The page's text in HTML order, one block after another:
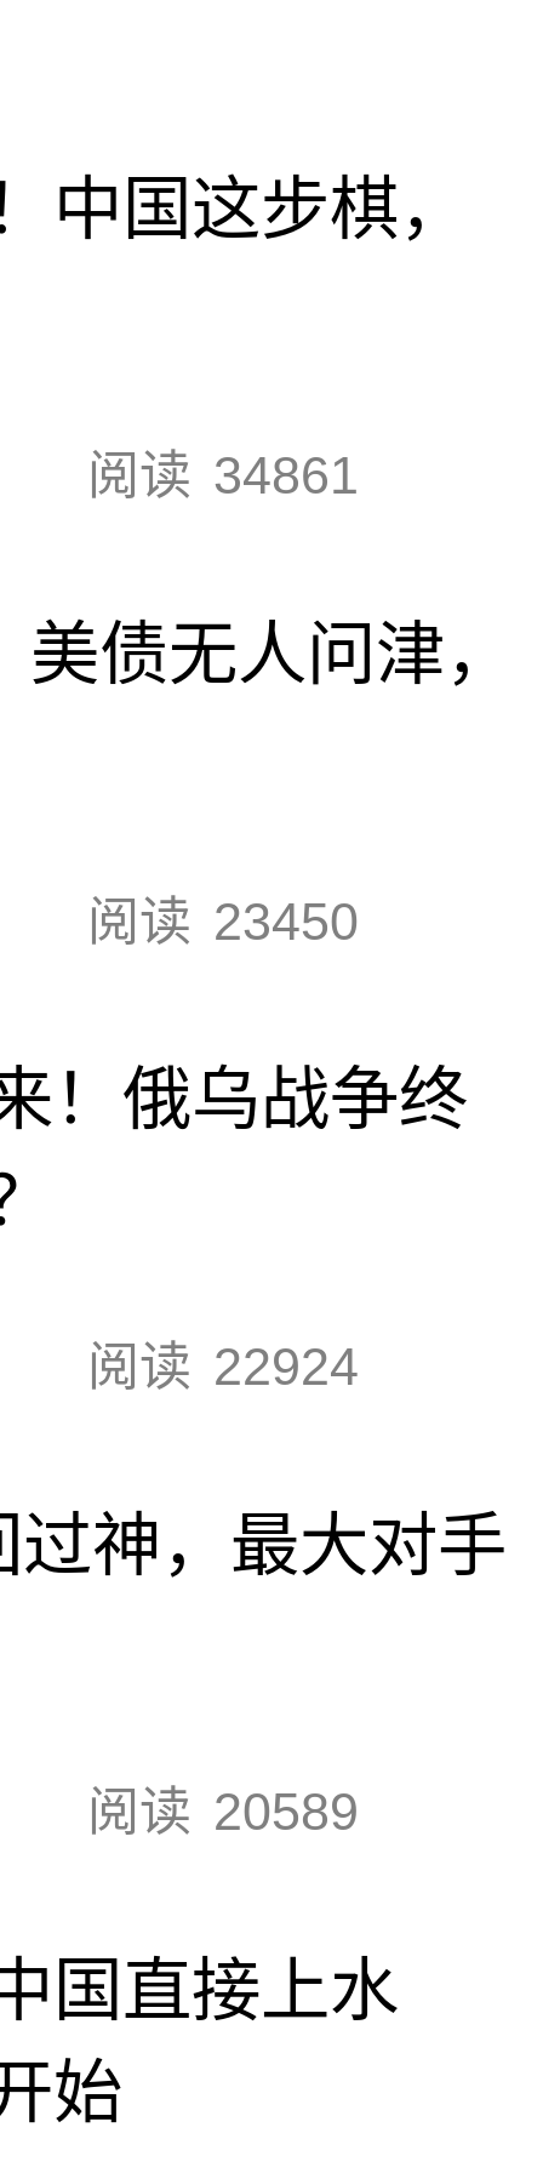
中国这步棋，
阅读 34861
债无人问津，
阅读 23450
！俄乌战争终
阅读 22924
神，最大对手
阅读 20589
国直接上水
始